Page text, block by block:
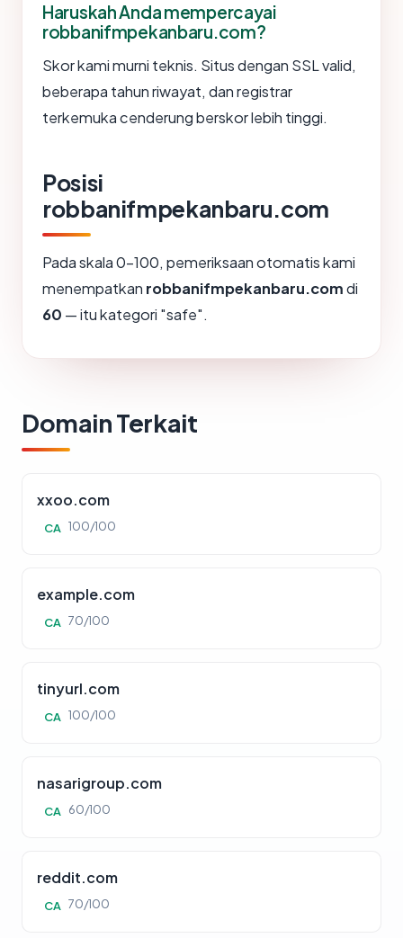
Haruskah Anda mempercayai
robbanifmpekanbaru.com?
Skor kami murni teknis. Situs dengan SSL valid,
beberapa tahun riwayat, dan registrar
terkemuka cenderung berskor lebih tinggi.
Posisi
robbanifmpekanbaru.com
Pada skala 0-100, pemeriksaan otomatis kami
menempatkan robbanifmpekanbaru.comdi
60 — itu kategori "safe".
Domain Terkait
xxoo.com
CA 100/100
example.com
CA 70/100
tinyurl.com
CA 100/100
nasarigroup.com
CA 60/100
reddit.com
CA 70/100